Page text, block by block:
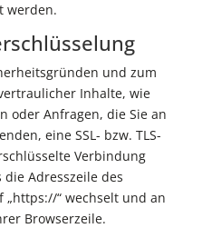
werden.
und zum
Inhalte, wie
oder Anfragen, die Sie an
eine SSL- bzw. TLS-
Verbindung
Adresszeile des
„https://“ wechselt und an
Browserzeile.